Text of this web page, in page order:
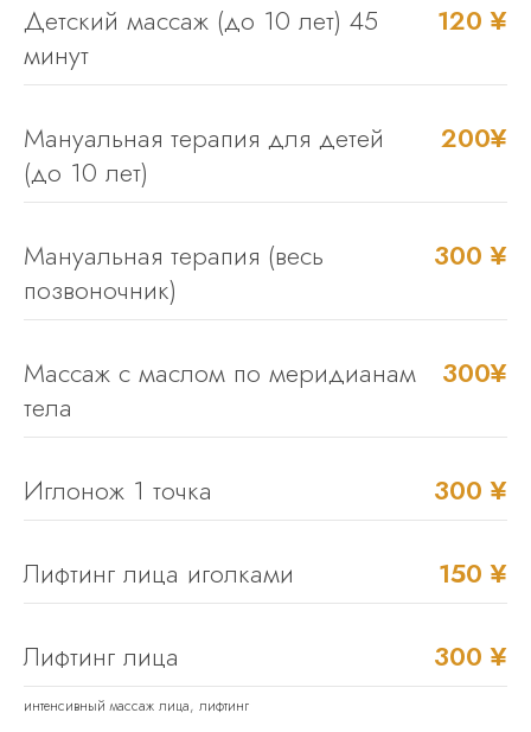
Детский массаж (до 10 лет) 45
минут
120 ¥
Мануальная терапия для детей
(до 10 лет)
200¥
Мануальная терапия (весь
позвоночник)
300 ¥
Массаж с маслом по меридианам
тела
300¥
Иглонож 1 точка 300 ¥
Лифтинг лица иголками 150 ¥
Лифтинг лица 300 ¥
интенсивный массаж лица, лифтинг